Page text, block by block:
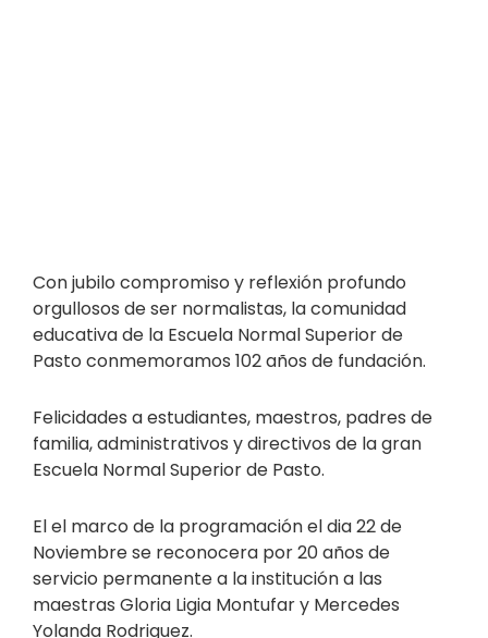
Con jubilo compromiso y reflexión profundo
orgullosos de ser normalistas, la comunidad
educativa de la Escuela Normal Superior de
Pasto conmemoramos 102 años de fundación.
Felicidades a estudiantes, maestros, padres de
familia, administrativos y directivos de la gran
Escuela Normal Superior de Pasto.
El el marco de la programación el dia 22 de
Noviembre se reconocera por 20 años de
servicio permanente a la institución a las
maestras Gloria Ligia Montufar y Mercedes
Yolanda Rodriguez.